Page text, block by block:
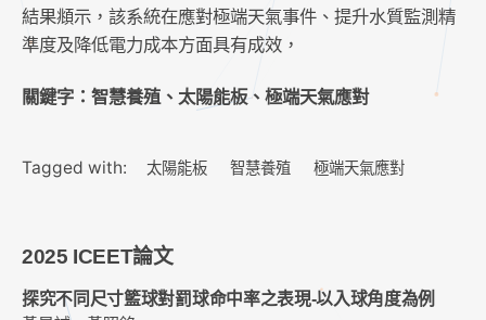
結果頫示，該系統在應對極端天氣事件、提升水質監測精
準度及降低電力成本方面具有成效，
關鍵字：智慧養殖、太陽能板、極端天氣應對
Tagged with: 太陽能板 智慧養殖 極端天氣應對
2025 ICEET論文
探究不同尺寸籃球對罰球命中率之表現-以入球角度為例